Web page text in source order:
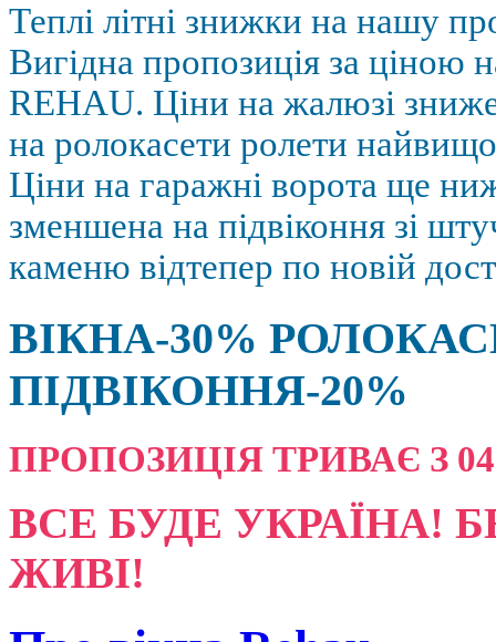
Теплі літні знижки на нашу
Вигідна пропозиція за ціною
REHAU. Ціни на жалюзі
на ролокасети ролети
Ціни на гаражні ворота ще
зменшена на підвіконня зі
каменю відтепер по новій
ВІКНА-30%
ПІДВІКОННЯ-20%
ПРОПОЗИЦІЯ ТРИВАЄ З
ВСЕ БУДЕ УКРАЇНА!
ЖИВІ!